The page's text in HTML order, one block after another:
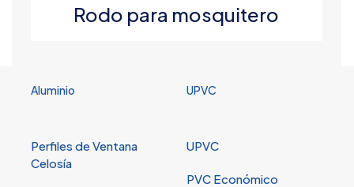
Rodo para mosquitero
Aluminio
Perfiles de Ventana
Celosía
UPVC
UPVC
PVC Económico